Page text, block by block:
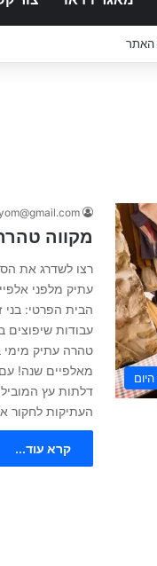
האתר
מקווה
רצו לשדרג את
עתיק מלפני
הבית הפרטי: בני
עבודות
טהרה עתיק מימי
מאלפיים שנה!
דלתות עץ
העתיקות לחקור
קרא עוד...